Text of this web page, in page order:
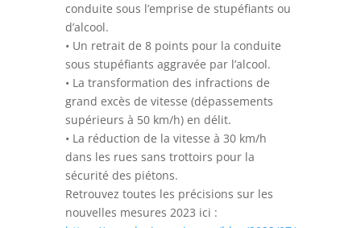
conduite sous l’emprise de stupéfiants ou
d’alcool.
• Un retrait de 8 points pour la conduite
sous stupéfiants aggravée par l’alcool.
• La transformation des infractions de
grand excès de vitesse (dépassements
supérieurs à 50 km/h) en délit.
• La réduction de la vitesse à 30 km/h
dans les rues sans trottoirs pour la
sécurité des piétons.
Retrouvez toutes les précisions sur les
nouvelles mesures 2023 ici :